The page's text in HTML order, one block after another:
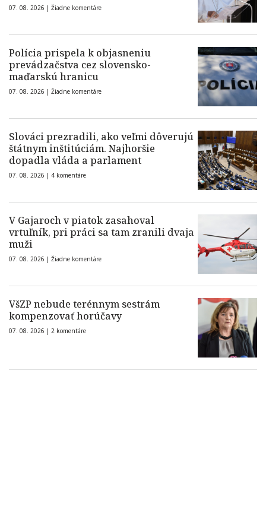
07. 08. 2026 | Žiadne komentáre
Polícia prispela k objasneniu
prevádzačstva cez slovensko-
maďarskú hranicu
07. 08. 2026 | Žiadne komentáre
Slováci prezradili, ako veľmi dôverujú
štátnym inštitúciám. Najhoršie
dopadla vláda a parlament
07. 08. 2026 | 4 komentáre
V Gajaroch v piatok zasahoval
vrtuľník, pri práci sa tam zranili dvaja
muži
07. 08. 2026 | Žiadne komentáre
VšZP nebude terénnym sestrám
kompenzovať horúčavy
07. 08. 2026 | 2 komentáre